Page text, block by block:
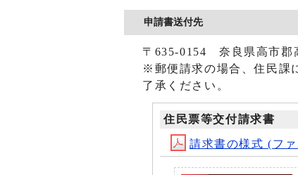
申請書送付先
〒635-0154 奈良県高市
※郵便請求の場合、住民課
了承ください。
住民票等交付請求書
請求書の様式 (フ